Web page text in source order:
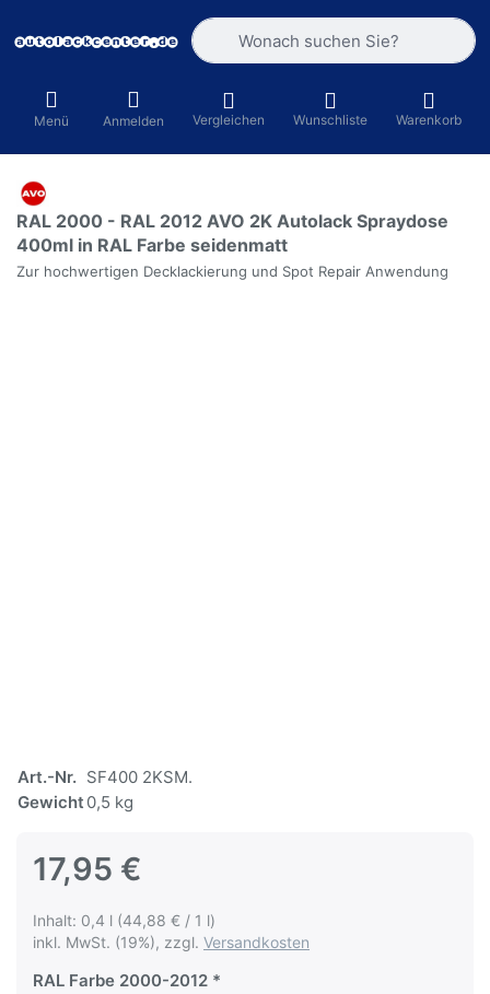
Geben Sie einen Suchbegriff ein.
Menü Anmelden Vergleichen Wunschliste Warenkorb
RAL 2000 - RAL 2012 AVO 2K Autolack Spraydose
400ml in RAL Farbe seidenmatt
Zur hochwertigen Decklackierung und Spot Repair Anwendung
Art.-Nr. SF400 2KSM.
Gewicht 0,5 kg
17,95 €
Inhalt: 0,4 l (44,88 € / 1 l)
inkl. MwSt. (19%), zzgl. Versandkosten
RAL Farbe 2000-2012